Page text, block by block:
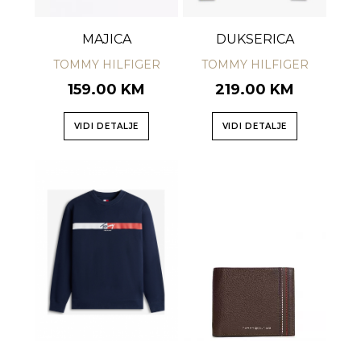
MAJICA
TOMMY HILFIGER
159.00 KM
VIDI DETALJE
DUKSERICA
TOMMY HILFIGER
219.00 KM
VIDI DETALJE